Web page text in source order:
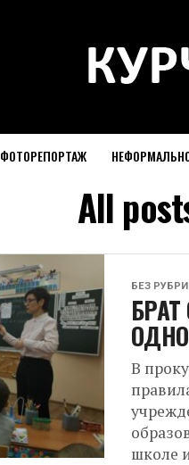
ФОТОРЕПОРТАЖ
All
БЕЗ
В
школе